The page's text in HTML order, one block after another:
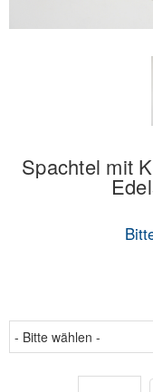
Spachtel mit